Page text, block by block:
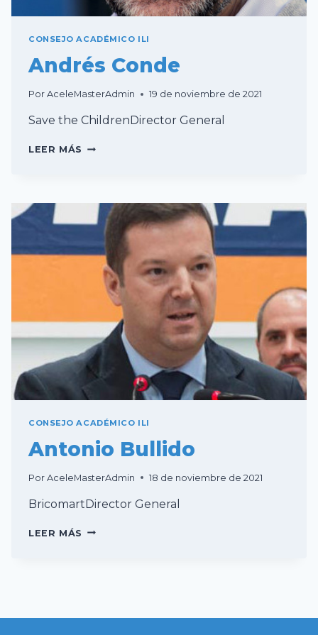
CONSEJO ACADÉMICO ILI
Andrés Conde
Por AceleMasterAdmin 19 de noviembre de 2021
Save the ChildrenDirector General
LEER MÁS ANDRÉS
CONSEJO ACADÉMICO ILI
Antonio Bullido
Por AceleMasterAdmin 18 de noviembre de 2021
BricomartDirector General
LEER MÁS ANTONIO